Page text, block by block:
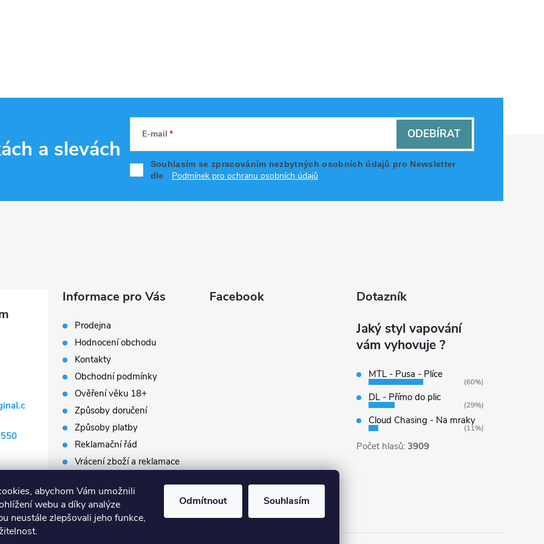
abychom Vám umožnili
webu a díky analýze
neustále zlepšovali jeho funkce,
Odmítnout Souhlasím
a slevách
E-mail
Souhlasím se zpracováním nezbytných osobních údajů pro Newsletter
dle
Podmínek pro ochranu osobních údajů
ODEBÍRAT
Informace pro Vás
Prodejna
Hodnocení obchodu
Kontakty
Obchodní podmínky
Ověření věku 18+
Způsoby doručení
Způsoby platby
Reklamační řád
Vrácení zboží a reklamace
Prodávané značky
Slovník pojmů
Facebook Dotazník
Jaký styl vapování
vám vyhovuje ?
MTL - Pusa - Plíce
(60%)
DL - Přímo do plic
(29%)
Cloud Chasing - Na mraky
(11%)
Počet hlasů: 3909